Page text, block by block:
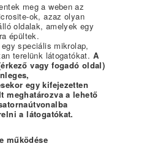
meg a weben az
ok, azaz olyan
oldalak, amelyek egy
épültek.
speciális mikrolap,
terelünk látogatókat. A
vagy fogadó oldal)
egy kifejezetten
meghatározva a lehető
a látogatókat.
működése